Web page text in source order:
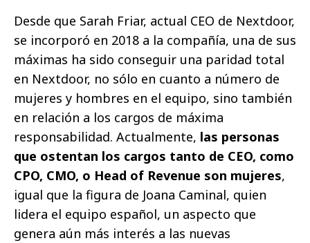
Desde que Sarah Friar, actual CEO de Nextdoor,
se incorporó en 2018 a la compañía, una de sus
máximas ha sido conseguir una paridad total
en Nextdoor, no sólo en cuanto a número de
mujeres y hombres en el equipo, sino también
en relación a los cargos de máxima
responsabilidad. Actualmente, las personas
que ostentan los cargos tanto de CEO, como
CPO, CMO, o Head of Revenue son mujeres,
igual que la figura de Joana Caminal, quien
lidera el equipo español, un aspecto que
genera aún más interés a las nuevas